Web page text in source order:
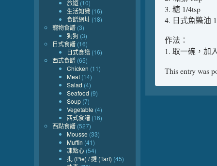
3. 糖 1/4tsp
4. 日式魚醬油
作法：
1. 取一碗，加
This entry was
旅遊 (10)
生活知識 (16)
食譜網址 (18)
寵物食譜 (3)
狗狗 (3)
日式食譜 (16)
日式食譜 (16)
西式食譜 (65)
Chicken (11)
Meat (14)
Salad (4)
Seafood (9)
Soup (7)
Vegetable (4)
西式食譜 (16)
西點食譜 (527)
Mousse (33)
Muffin (41)
凍點心 (54)
批 (Pie) / 撻 (Tart) (45)